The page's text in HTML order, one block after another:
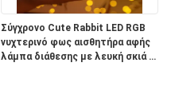
Σύγχρονο Cute Rabbit LED RGB
νυχτερινό φως αισθητήρα αφής
λάμπα διάθεσης με λευκή σκιά ή